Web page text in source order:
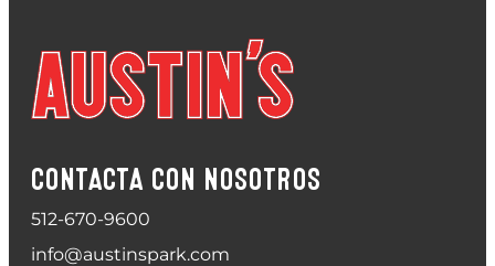
CONTACTA CON NOSOTROS
512-670-9600
info@austinspark.com